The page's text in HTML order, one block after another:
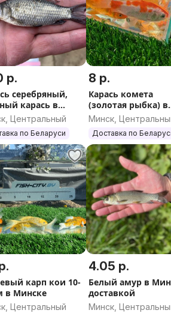
р.
серебряный,
карась в
с доставкой
Центральный
по Беларуси
8 р.
Карась комета
(золотая рыбка) в
Минске с
Минск,
Доставка по
карп кои 10-
в Минске
Центральный
4.05 р.
Белый амур в
доставкой
Минск,